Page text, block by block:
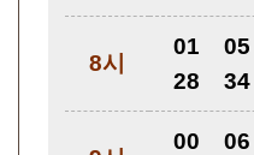
8시
01 05
28
34
00 06